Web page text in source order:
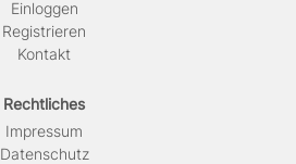
Einloggen
Registrieren
Kontakt
Rechtliches
Impressum
Daten­schutz